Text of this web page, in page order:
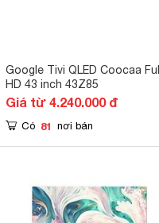
Google Tivi QLED Coocaa
HD 43 inch 43Z85
Giá từ 4.240.000 đ
Có 81 nơi bán